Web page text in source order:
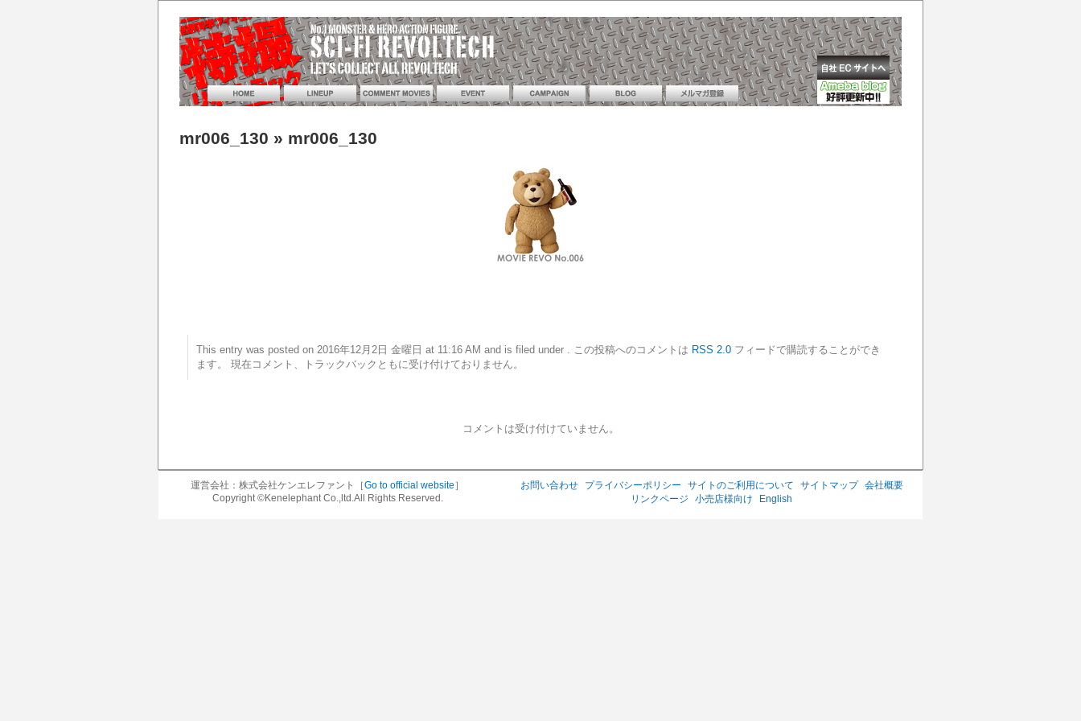
mr006_130 » mr006_130
This entry was posted on 2016年12月2日 金曜日 at 11:16 AM and is filed under . この投稿へのコメントは RSS 2.0 フィードで購読することができ
ます。 現在コメント、トラックバックともに受け付けておりません。
コメントは受け付けていません。
運営会社：株式会社ケンエレファント［Go to official website ］
Copyright ©Kenelephant Co.,ltd.All Rights Reserved.
お問い合わせ プライバシーポリシー サイトのご利用について サイトマップ
会社概要
リンクページ
小売店様向け English